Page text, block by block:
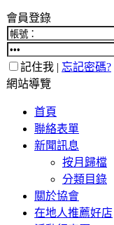
會員登錄
記住我 | 忘記密碼?
網站導覽
首頁
聯絡表單
新聞訊息
按月歸檔
分類目錄
關於協會
在地人推薦好店